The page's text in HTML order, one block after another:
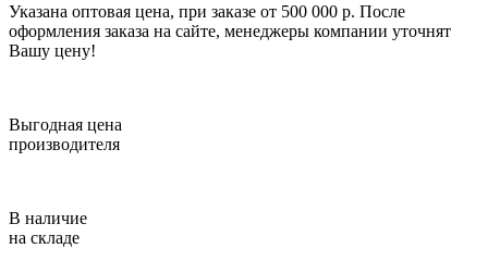
Указана оптовая цена, при заказе от 500 000 р. После
оформления заказа на сайте, менеджеры компании уточнят
Вашу цену!
Выгодная цена
производителя
В наличие
на складе